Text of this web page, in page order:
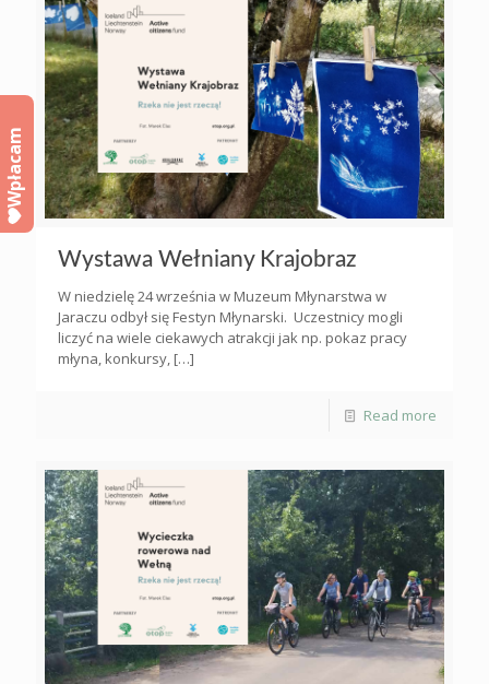
Wystawa Wełniany Krajobraz
W niedzielę 24 września w Muzeum Młynarstwa w
Jaraczu odbył się Festyn Młynarski. Uczestnicy mogli
liczyć na wiele ciekawych atrakcji jak np. pokaz pracy
młyna, konkursy, […]
Read more
Wpłacam